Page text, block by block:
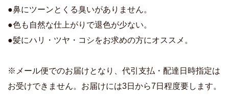
●鼻にツーンとくる臭いがありません。
●色も自然な仕上がりで退色が少ない。
●髪にハリ・ツヤ・コシをお求めの方にオススメ。
※メール便でのお届けとなり、代引支払・配達日時指定は
お受けできません。お届けには3日から7日程度要します。